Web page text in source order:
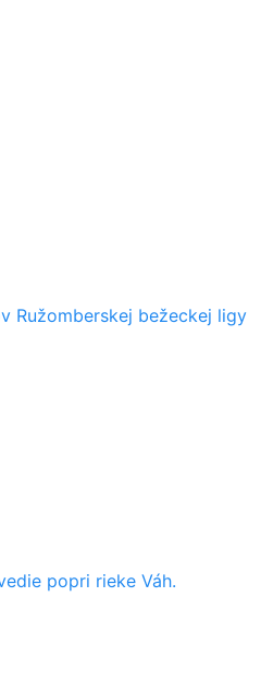
Ružomberskej bežeckej ligy
popri rieke Váh.